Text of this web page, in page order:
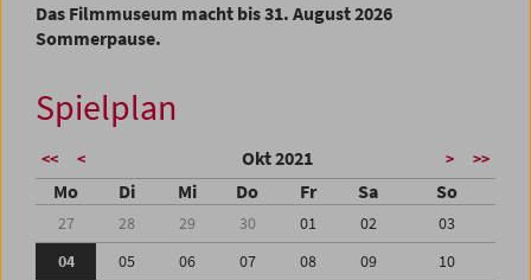
Das Filmmuseum macht bis 31. August 2026
Sommerpause.
Spielplan
<< < Okt 2021 > >>
Mo Di Mi Do Fr Sa So
27 28 29 30 01 02
03
04
05 06 07 08 09
10